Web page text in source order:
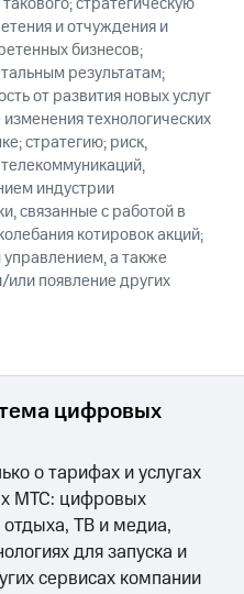
и отчуждения и
бизнесов;
результатам;
от развития новых услуг
технологических
стратегию; риск,
индустрии
связанные с работой в
котировок акций;
а также
появление других
цифровых
о тарифах и услугах
МТС: цифровых
ТВ и медиа,
для запуска и
сервисах компании